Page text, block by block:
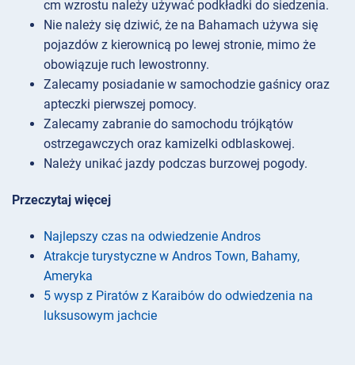
cm wzrostu należy używać podkładki do siedzenia.
Nie należy się dziwić, że na Bahamach używa się
pojazdów z kierownicą po lewej stronie, mimo że
obowiązuje ruch lewostronny.
Zalecamy posiadanie w samochodzie gaśnicy oraz
apteczki pierwszej pomocy.
Zalecamy zabranie do samochodu trójkątów
ostrzegawczych oraz kamizelki odblaskowej.
Należy unikać jazdy podczas burzowej pogody.
Przeczytaj więcej
Najlepszy czas na odwiedzenie Andros
Atrakcje turystyczne w Andros Town, Bahamy,
Ameryka
5 wysp z Piratów z Karaibów do odwiedzenia na
luksusowym jachcie